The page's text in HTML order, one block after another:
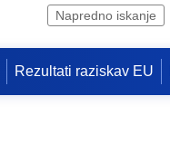
Napredno iskanje
Rezultati raziskav EU